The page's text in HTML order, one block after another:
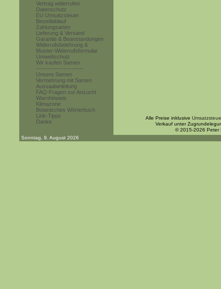
Vertrag widerrufen
Datenschutz
EU Umsatzsteuer
Bestellablauf
Zahlungsarten
Lieferung & Versand
Garantie & Beanstandungen
Widerrufsbelehrung &
Muster-Widerrufsformular
Umweltschutz
Wir kaufen Samen
------------------------
Unsere Samen
Vermehrung mit Samen
Aussaatanleitung
FAQ-Fragen zur Anzucht
Warnhinweis
Klimazone
Botanisches Wörterbuch
Link-Tipps
Danke
Alle Preise inklusive
Verkauf unter
© 2015-2026 Peter
Sonntag, 9. August 2026